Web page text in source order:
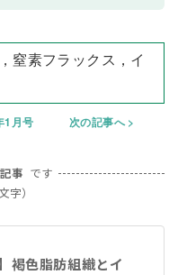
窒素フラックス，イ
1月号 次の記事へ
事 です
字）
褐色脂肪組織とイ